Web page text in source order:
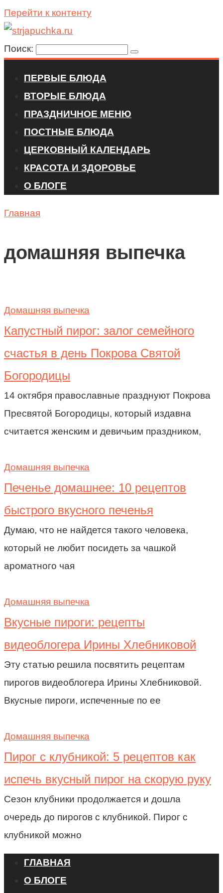
Перейти к контенту
Поиск:
ПЕРВЫЕ БЛЮДА
ВТОРЫЕ БЛЮДА
ПРАЗДНИЧНОЕ МЕНЮ
ПОСТНЫЕ БЛЮДА
ЦЕРКОВНЫЙ КАЛЕНДАРЬ
КРАСОТА И ЗДОРОВЬЕ
О БЛОГЕ
Главная
домашняя выпечка
Домашняя выпечка
Капустный пирог: залог семейного
счастья в день Покрова Святой
Богородицы
14 октября православные празднуют Покрова
Пресвятой Богородицы, который издавна
считается женским и девичьим праздником,
Домашняя выпечка
Печенье домашнее: 10 рецептов
быстрого вкусного печенья
Думаю, что не найдется такого человека,
который не любит посидеть за чашкой
ароматного чая
Домашняя выпечка
Вкусные пироги: рецепты
видеоблогера Ирины Хлебниковой
Эту статью решила посвятить рецептам
пирогов видеоблогера Ирины Хлебниковой.
Вкусные пироги, испеченные по ее
Домашняя выпечка
Пирог с клубникой: 5 рецептов как
испечь вкусный пирог на скорую руку
Сезон клубники продолжается и дошла
очередь до пирогов с клубникой. Пирог с
клубникой можно
ГЛАВНАЯ
О БЛОГЕ